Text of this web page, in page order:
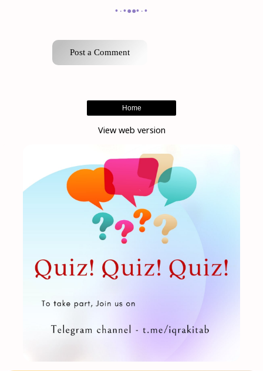
•٠•●●•٠•
Post a Comment
Home
View web version